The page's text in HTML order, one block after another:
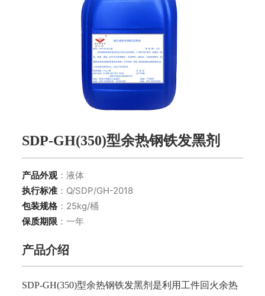
SDP-GH(350)型余热钢铁发黑剂
产品外观：液体
执行标准 ：Q/SDP/GH-2018
包装规格：25kg/桶
保质期限 ：一年
产品介绍
SDP-GH(350)型余热钢铁发黑剂是利用工件回火余热